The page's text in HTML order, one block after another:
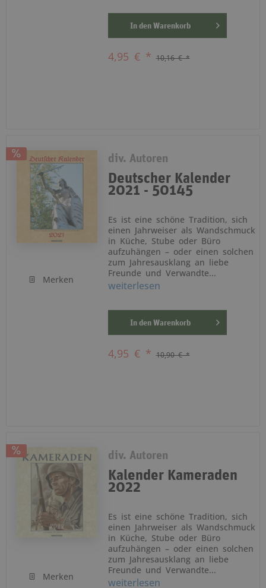
In den Warenkorb
4,95 € * 10,16 € *
Merken
div. Autoren
Deutscher Kalender
2021 - 50145
Es ist eine schöne Tradition, sich
einen Jahrweiser als Wandschmuck
in Küche, Stube oder Büro
aufzuhängen – oder einen solchen
zum Jahresausklang an liebe
Freunde und Verwandte...
weiterlesen
In den Warenkorb
4,95 € * 10,90 € *
Merken
div. Autoren
Kalender Kameraden
2022
Es ist eine schöne Tradition, sich
einen Jahrweiser als Wandschmuck
in Küche, Stube oder Büro
aufzuhängen – oder einen solchen
zum Jahresausklang an liebe
Freunde und Verwandte...
weiterlesen